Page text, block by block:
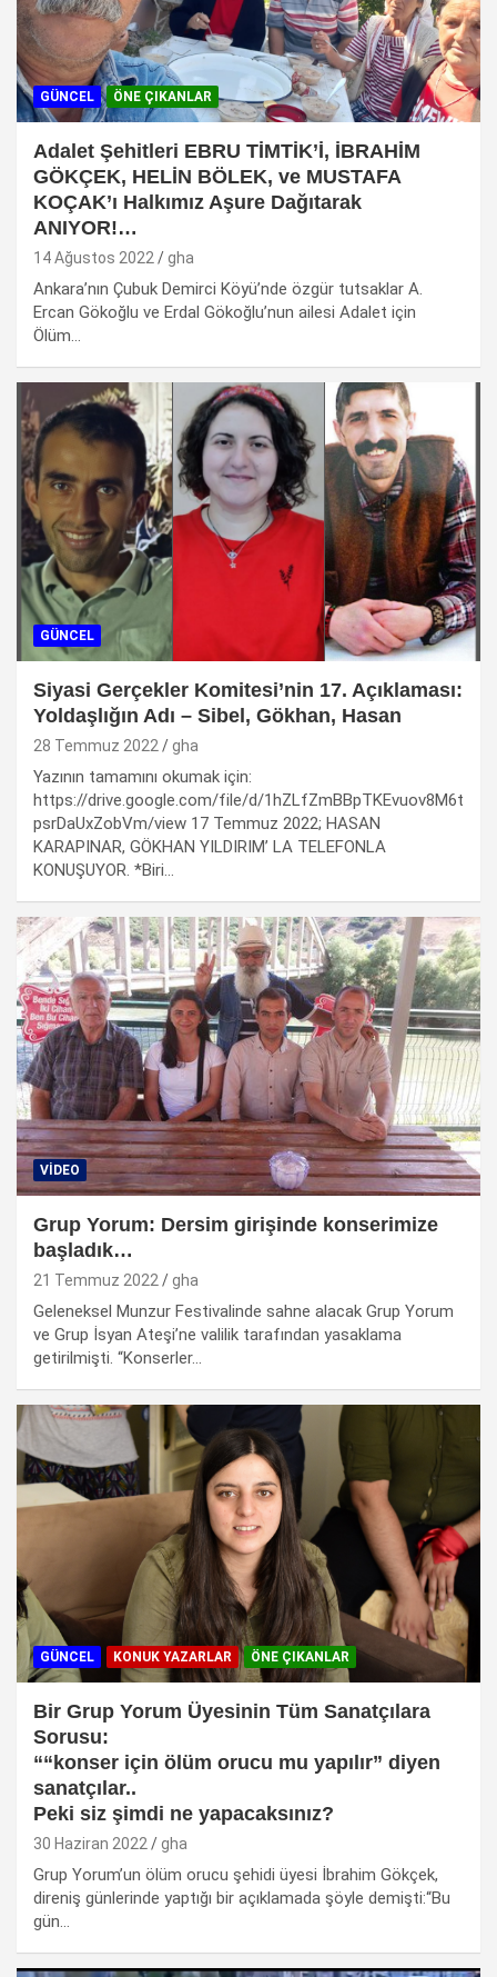
GÜNCEL ÖNE ÇIKANLAR
Adalet Şehitleri EBRU TİMTİK’İ, İBRAHİM
GÖKÇEK, HELİN BÖLEK, ve MUSTAFA
KOÇAK’ı Halkımız Aşure Dağıtarak
ANIYOR!…
14 Ağustos 2022 gha
Ankara’nın Çubuk Demirci Köyü’nde özgür tutsaklar A.
Ercan Gökoğlu ve Erdal Gökoğlu’nun ailesi Adalet için
Ölüm…
GÜNCEL
Siyasi Gerçekler Komitesi’nin 17. Açıklaması:
Yoldaşlığın Adı – Sibel, Gökhan, Hasan
28 Temmuz 2022 gha
Yazının tamamını okumak için:
https://drive.google.com/file/d/1hZLfZmBBpTKEvuov8M6t
psrDaUxZobVm/view 17 Temmuz 2022; HASAN
KARAPINAR, GÖKHAN YILDIRIM’ LA TELEFONLA
KONUŞUYOR. *Biri…
VIDEO
Grup Yorum: Dersim girişinde konserimize
başladık…
21 Temmuz 2022 gha
Geleneksel Munzur Festivalinde sahne alacak Grup Yorum
ve Grup İsyan Ateşi’ne valilik tarafından yasaklama
getirilmişti. “Konserler…
GÜNCEL KONUK YAZARLAR ÖNE ÇIKANLAR
Bir Grup Yorum Üyesinin Tüm Sanatçılara
Sorusu:
““konser için ölüm orucu mu yapılır” diyen
sanatçılar..
Peki siz şimdi ne yapacaksınız?
30 Haziran 2022 gha
Grup Yorum’un ölüm orucu şehidi üyesi İbrahim Gökçek,
direniş günlerinde yaptığı bir açıklamada şöyle demişti:“Bu
gün…